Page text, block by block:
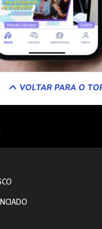
VOLTAR PARA O